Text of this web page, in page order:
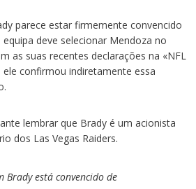
parece estar firmemente convencido
equipa deve selecionar Mendoza no
as suas recentes declarações na «NFL
ele confirmou indiretamente essa
lembrar que Brady é um acionista
dos Las Vegas Raiders.
Brady está convencido de